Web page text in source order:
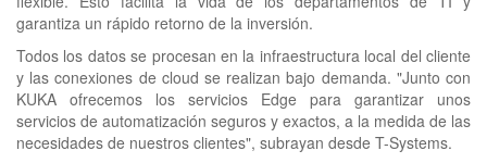
garantiza un rápido retorno de la inversión.
Todos los datos se procesan en la infraestructura local del cliente
y las conexiones de cloud se realizan bajo demanda. "Junto con
KUKA ofrecemos los servicios Edge para garantizar unos
servicios de automatización seguros y exactos, a la medida de las
necesidades de nuestros clientes", subrayan desde T-Systems.